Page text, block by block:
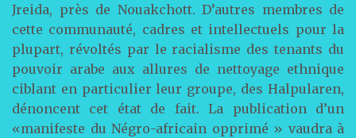
Jreida, près de Nouakchott. D’autres membres de
cette communauté, cadres et intellectuels pour la
plupart, révoltés par le racialisme des tenants du
pouvoir arabe aux allures de nettoyage ethnique
ciblant en particulier leur groupe, des Halpularen,
dénoncent cet état de fait. La publication d’un
«manifeste du Négro-africain opprimé » vaudra à